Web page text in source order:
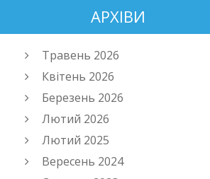
АРХІВИ
Травень 2026
Квітень 2026
Березень 2026
Лютий 2026
Лютий 2025
Вересень 2024